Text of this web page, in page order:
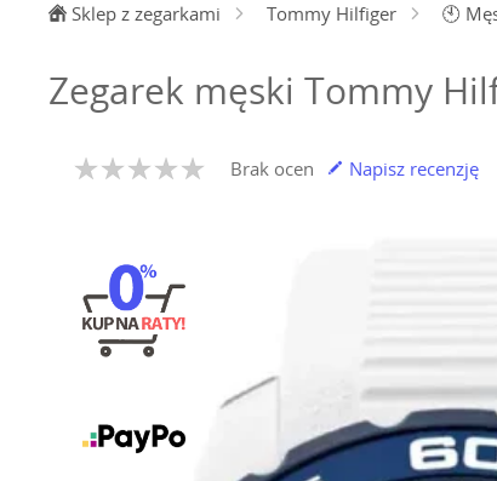
Sklep z zegarkami Tommy Hilfiger 🕙
Zegarek męski Tommy
Brak ocen Napisz recenzję